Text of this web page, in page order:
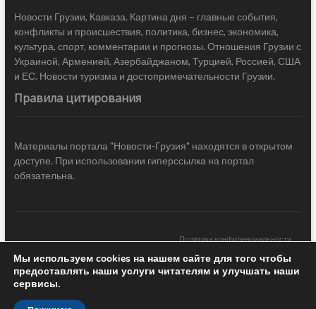
Новости Грузии, Кавказа. Картина дня – главные события,
конфликты и происшествия, политика, бизнес, экономика,
культура, спорт, комментарии и прогнозы. Отношения Грузии с
Украиной, Арменией, Азербайджаном, Турцией, Россией, США
и ЕС. Новости туризма и достопримечательности Грузии.
Правила цитирования
Материалы портала "Новости-Грузия" находятся в открытом
доступе. При использовании гиперссылка на портал
обязательна.
Политика конфиденциальности
Новости Грузии| Black Sea Press LTD © 2020 All Rights Reserved /
Design & development —
Мы используем cookies на нашем сайте для того чтобы
предоставлять наши услуги читателям и улучшать наши
сервисы.